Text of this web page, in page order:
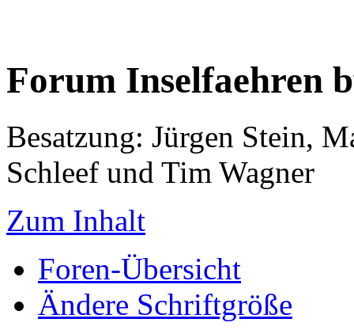
Forum Inselfaehren
Besatzung: Jürgen Stein,
Schleef und Tim Wagner
Zum Inhalt
Foren-Übersicht
Ändere Schriftgröße